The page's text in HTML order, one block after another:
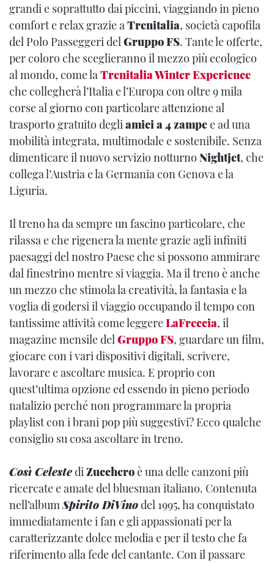
grandi e soprattutto dai piccini, viaggiando in pieno
comfort e relax grazie aTrenitalia, società capofila
del Polo Passeggeri delGruppo FS. Tante le offerte,
per coloro che sceglieranno il mezzo più ecologico
al mondo, come laTrenitalia Winter Experience
che collegherà l’Italia e l’Europa con oltre 9 mila
corse al giorno con particolare attenzione al
trasporto gratuito degliamici a 4 zampee ad una
mobilità integrata, multimodale e sostenibile. Senza
dimenticare il nuovo servizio notturno Nightjet, che
collega l’Austria e la Germania con Genova e la
Liguria.
Il treno ha da sempre un fascino particolare, che
rilassa e che rigenera la mente grazie agli infiniti
paesaggi del nostro Paese che si possono ammirare
dal finestrino mentre si viaggia. Ma il treno è anche
un mezzo che stimola la creatività, la fantasia e la
voglia di godersi il viaggio occupando il tempo con
tantissime attività come leggereLaFreccia, il
magazine mensile delGruppo FS, guardare un film,
giocare con i vari dispositivi digitali, scrivere,
lavorare e ascoltare musica. E proprio con
quest’ultima opzione ed essendo in pieno periodo
natalizio perché non programmare la propria
playlist con i brani pop più suggestivi? Ecco qualche
consiglio su cosa ascoltare in treno.
Così CelestediZuccheroè una delle canzoni più
ricercate e amate del bluesman italiano. Contenuta
nell’albumSpirito DiVinodel 1995, ha conquistato
immediatamente i fan e gli appassionati per la
caratterizzante dolce melodia e per il testo che fa
riferimento alla fede del cantante. Con il passare